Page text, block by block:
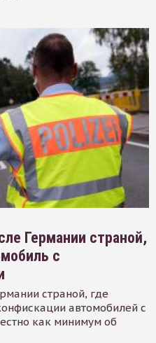
Германии страной,
с
страной, где
автомобилей с
как минимум об